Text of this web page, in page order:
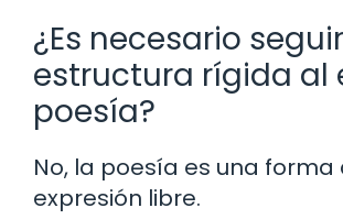
¿Es necesario
estructura rígida al
poesía?
No, la poesía es una forma
expresión libre.